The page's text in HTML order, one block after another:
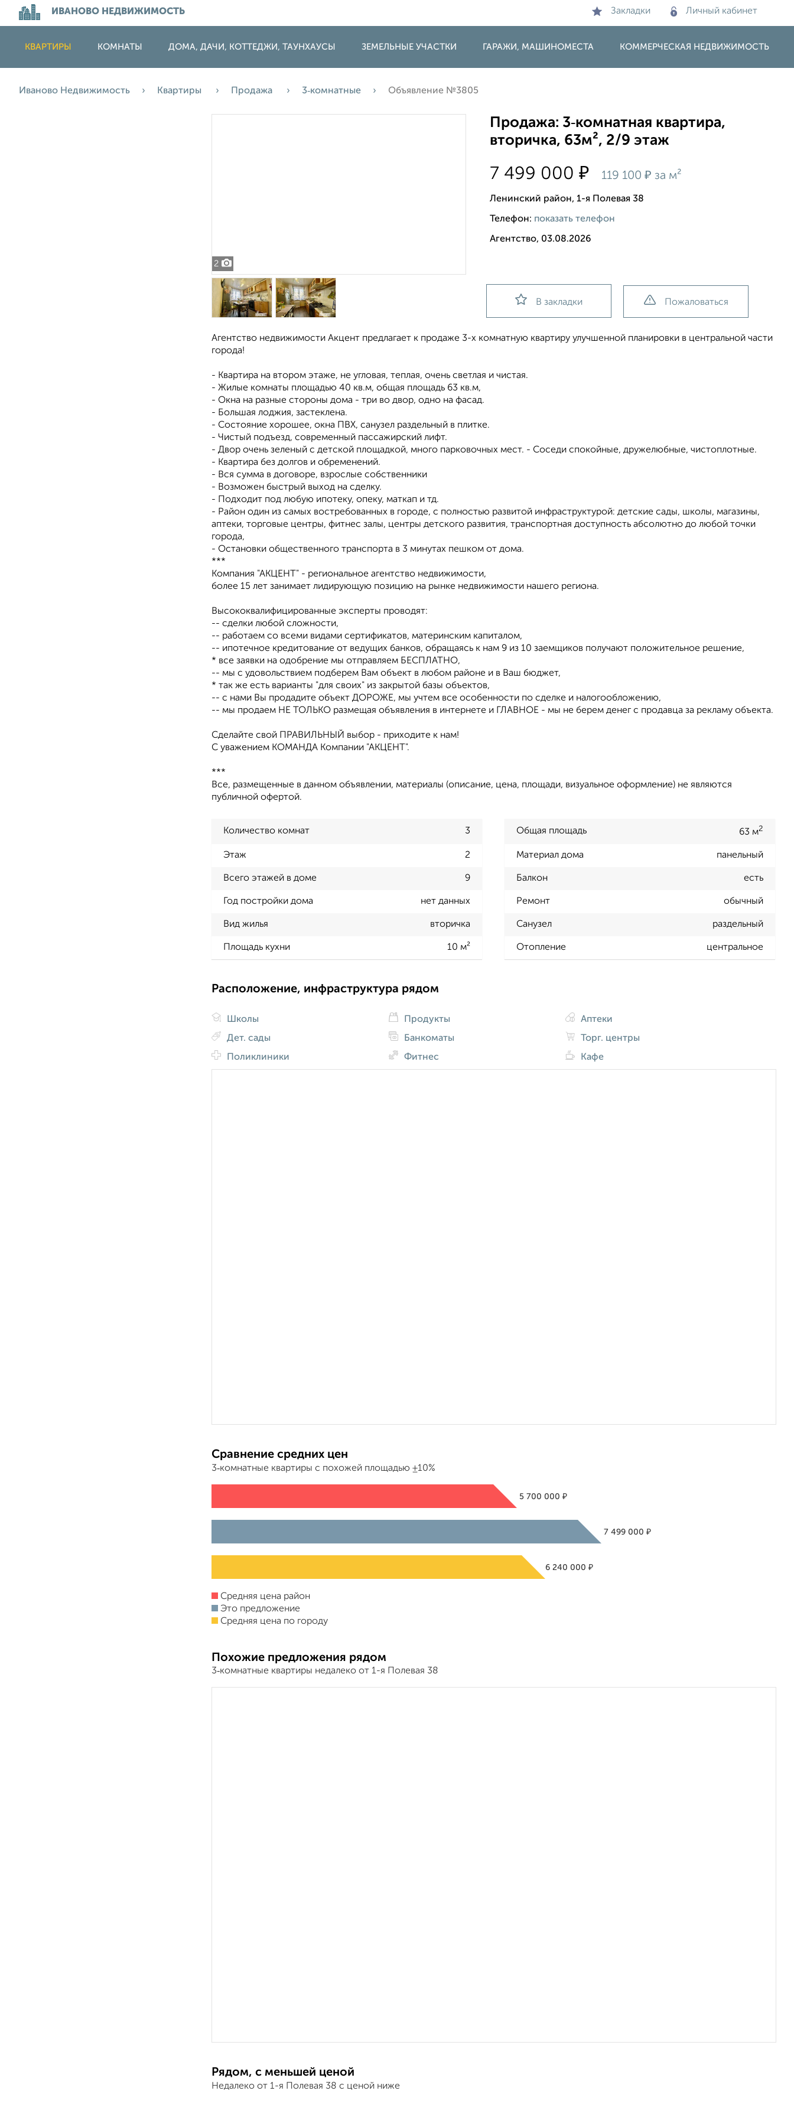
ИВАНОВО НЕДВИЖИМОСТЬ Закладки Личный кабинет
КВАРТИРЫ КОМНАТЫ ДОМА, ДАЧИ, КОТТЕДЖИ, ТАУНХАУСЫ ЗЕМЕЛЬНЫЕ УЧАСТКИ ГАРАЖИ, МАШИНОМЕСТА КОММЕРЧЕСКАЯ НЕДВИЖИМОСТЬ
Иваново Недвижимость Квартиры Продажа 3‑комнатные Объявление №3805
2
Продажа: 3‑комнатная квартира,
вторичка, 63м², 2/9 этаж
7 499 000₽ 119 100₽ за м²
Ленинский район, 1-я Полевая 38
Телефон: показать телефон
Агентство, 03.08.2026
В закладки Пожаловаться
Агентство недвижимости Акцент предлагает к продаже 3-х комнатную квартиру улучшенной планировки в центральной части
города!
- Квартира на втором этаже, не угловая, теплая, очень светлая и чистая.
- Жилые комнаты площадью 40 кв.м, общая площадь 63 кв.м,
- Окна на разные стороны дома - три во двор, одно на фасад.
- Большая лоджия, застеклена.
- Состояние хорошее, окна ПВХ, санузел раздельный в плитке.
- Чистый подъезд, современный пассажирский лифт.
- Двор очень зеленый с детской площадкой, много парковочных мест. - Соседи спокойные, дружелюбные, чистоплотные.
- Квартира без долгов и обременений.
- Вся сумма в договоре, взрослые собственники
- Возможен быстрый выход на сделку.
- Подходит под любую ипотеку, опеку, маткап и тд.
- Район один из самых востребованных в городе, с полностью развитой инфраструктурой: детские сады, школы, магазины,
аптеки, торговые центры, фитнес залы, центры детского развития, транспортная доступность абсолютно до любой точки
города,
- Остановки общественного транспорта в 3 минутах пешком от дома.
***
Компания "АКЦЕНТ" - региональное агентство недвижимости,
более 15 лет занимает лидирующую позицию на рынке недвижимости нашего региона.
Высококвалифицированные эксперты проводят:
-- сделки любой сложности,
-- работаем со всеми видами сертификатов, материнским капиталом,
-- ипотечное кредитование от ведущих банков, обращаясь к нам 9 из 10 заемщиков получают положительное решение,
* все заявки на одобрение мы отправляем БЕСПЛАТНО,
-- мы с удовольствием подберем Вам объект в любом районе и в Ваш бюджет,
* так же есть варианты "для своих" из закрытой базы объектов,
-- с нами Вы продадите объект ДОРОЖЕ, мы учтем все особенности по сделке и налогообложению,
-- мы продаем НЕ ТОЛЬКО размещая объявления в интернете и ГЛАВНОЕ - мы не берем денег с продавца за рекламу объекта.
Сделайте свой ПРАВИЛЬНЫЙ выбор - приходите к нам!
С уважением КОМАНДА Компании "АКЦЕНТ".
***
Все, размещенные в данном объявлении, материалы (описание, цена, площади, визуальное оформление) не являются
публичной офертой.
Количество комнат 3 Общая площадь 63 м2
Этаж 2 Материал дома панельный
Всего этажей в доме 9 Балкон есть
Год постройки дома нет данных Ремонт обычный
Вид жилья вторичка Санузел раздельный
Площадь кухни 10 м² Отопление центральное
Расположение, инфраструктура рядом
Школы
Дет. сады
Поликлиники
Продукты
Банкоматы
Фитнес
Аптеки
Торг. центры
Кафе
Сравнение средних цен
3‑комнатные квартиры с похожей площадью ±10%
5 700 000 ₽
7 499 000₽
6 240 000 ₽
Средняя цена район
Это предложение
Средняя цена по городу
Похожие предложения рядом
3‑комнатные квартиры недалеко от 1-я Полевая 38
Рядом, с меньшей ценой
Недалеко от 1-я Полевая 38 с ценой ниже